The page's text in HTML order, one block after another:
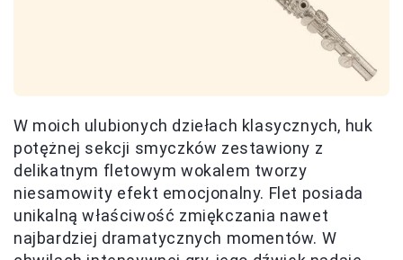
W moich ulubionych dziełach klasycznych, huk
potężnej sekcji smyczków zestawiony z
delikatnym fletowym wokalem tworzy
niesamowity efekt emocjonalny. Flet posiada
unikalną właściwość zmiękczania nawet
najbardziej dramatycznych momentów. W